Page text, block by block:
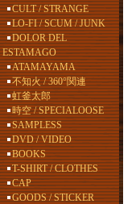
CULT / STRANGE
LO-FI / SCUM / JUNK
DOLOR DEL
ESTAMAGO
ATAMAYAMA
不知火 / 360°関連
虹釜太郎
時空 / SPECIALOOSE
SAMPLESS
DVD / VIDEO
BOOKS
T-SHIRT / CLOTHES
CAP
GOODS / STICKER